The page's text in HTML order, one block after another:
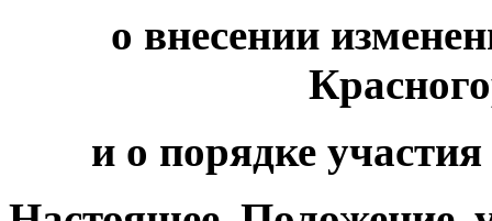
о внесении
и о порядке